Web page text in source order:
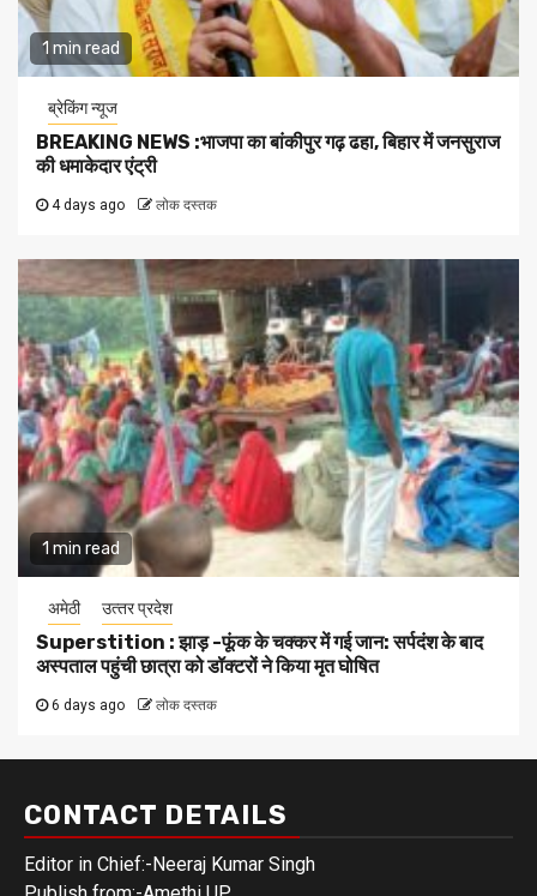
1 min read
ब्रेकिंग न्यूज
BREAKING NEWS :भाजपा का बांकीपुर गढ़ ढहा, बिहार में जनसुराज
की धमाकेदार एंट्री
4 days ago लोक दस्तक
1 min read
अमेठी उत्‍तर प्रदेश
Superstition : झाड़ -फूंक के चक्कर में गई जान: सर्पदंश के बाद
अस्पताल पहुंची छात्रा को डॉक्टरों ने किया मृत घोषित
6 days ago लोक दस्तक
CONTACT DETAILS
Editor in Chief:-Neeraj Kumar Singh